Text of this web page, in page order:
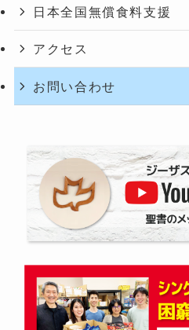
.
日本全国無償食料支援
アクセス
お問い合わせ